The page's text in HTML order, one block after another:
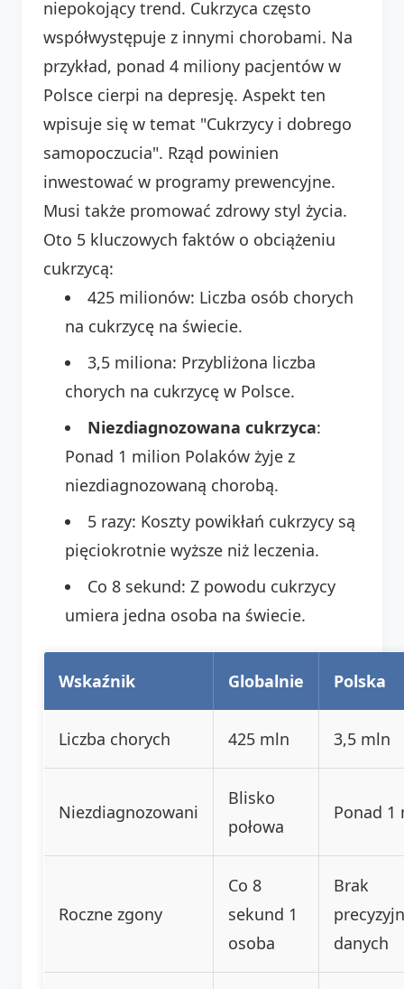
niepokojący trend. Cukrzyca często
współwystępuje z innymi chorobami. Na
przykład, ponad 4 miliony pacjentów w
Polsce cierpi na depresję. Aspekt ten
wpisuje się w temat "Cukrzycy i dobrego
samopoczucia". Rząd powinien
inwestować w programy prewencyjne.
Musi także promować zdrowy styl życia.
Oto 5 kluczowych faktów o obciążeniu
cukrzycą:
425 milionów: Liczba osób chorych
na cukrzycę na świecie.
3,5 miliona: Przybliżona liczba
chorych na cukrzycę w Polsce.
Niezdiagnozowana cukrzyca:
Ponad 1 milion Polaków żyje z
niezdiagnozowaną chorobą.
5 razy: Koszty powikłań cukrzycy są
pięciokrotnie wyższe niż leczenia.
Co 8 sekund: Z powodu cukrzycy
umiera jedna osoba na świecie.
Wskaźnik Globalnie Polska
Liczba chorych 425 mln 3,5 mln
Niezdiagnozowani
Blisko
połowa
Ponad 1
Roczne zgony
Co 8
sekund 1
osoba
Brak
danych